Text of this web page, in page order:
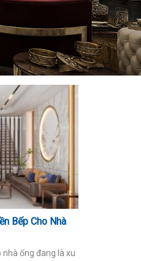
Bếp Cho Nhà
ống đang là xu